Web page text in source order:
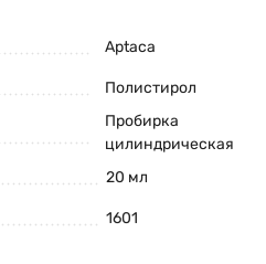
Aptaca
Полистирол
Пробирка
цилиндрическая
20 мл
1601